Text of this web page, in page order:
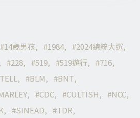
14歲男孩 1984
2024總統大選
228 519 519遊行
716
BLM
BNT
CDC CULTISH
NCC
SINEAD
TDR